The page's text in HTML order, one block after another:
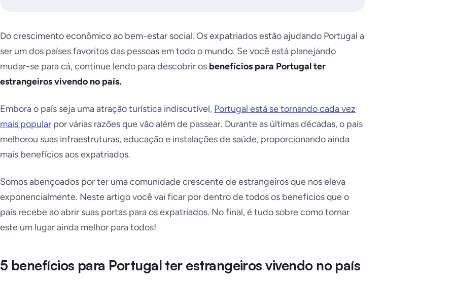
Do crescimento econômico ao bem-estar social. Os expatriados estão ajudando Portugal a
ser um dos países favoritos das pessoas em todo o mundo. Se você está planejando
mudar-se para cá, continue lendo para descobrir os benefícios para Portugal ter
estrangeiros vivendo no país.
Embora o país seja uma atração turística indiscutível, Portugal está se tornando cada vez
mais popular por várias razões que vão além de passear. Durante as últimas décadas, o país
melhorou suas infraestruturas, educação e instalações de saúde, proporcionando ainda
mais benefícios aos expatriados.
Somos abençoados por ter uma comunidade crescente de estrangeiros que nos eleva
exponencialmente. Neste artigo você vai ficar por dentro de todos os benefícios que o
país recebe ao abrir suas portas para os expatriados. No final, é tudo sobre como tornar
este um lugar ainda melhor para todos!
5 benefícios para Portugal ter estrangeiros vivendo no país